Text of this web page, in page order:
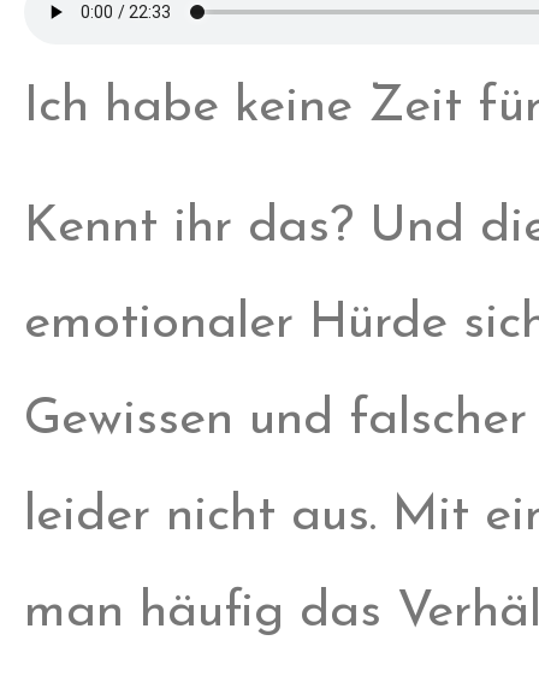
Ich habe keine Zeit
Kennt ihr das? Und
emotionaler Hürde
Gewissen und
leider nicht aus. Mit
man häufig das